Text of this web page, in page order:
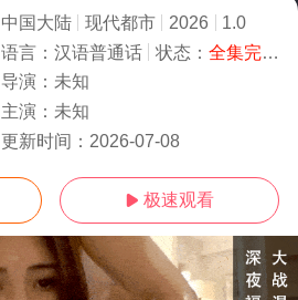
中国大陆 现代都市 2026
1.0
语言： 汉语普通话 状态： 全集完结
导演： 未知
主演： 未知
更新时间： 2026-07-08
 极速观看